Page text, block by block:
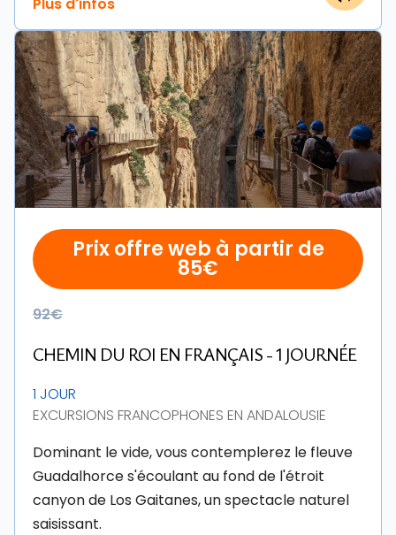
Prix offre web à partir de
85€
92€
CHEMIN DU ROI EN FRANÇAIS - 1 JOURNÉE
1 JOUR
EXCURSIONS FRANCOPHONES EN ANDALOUSIE
Dominant le vide, vous contemplerez le fleuve
Guadalhorce s'écoulant au fond de l'étroit
canyon de Los Gaitanes, un spectacle naturel
saisissant.